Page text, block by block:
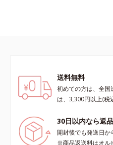
送料無料
初めての方は、全
は、3,300円以上(税
30日以内なら返
開封後でも発送日
※商品返送料はオル